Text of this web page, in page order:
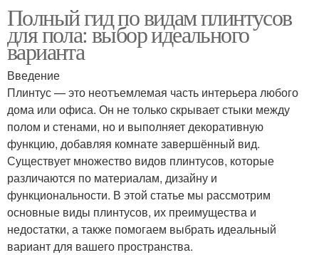
Полный гид по видам плинтусов
для пола: выбор идеального
варианта
Введение
Плинтус — это неотъемлемая часть интерьера любого
дома или офиса. Он не только скрывает стыки между
полом и стенами, но и выполняет декоративную
функцию, добавляя комнате завершённый вид.
Существует множество видов плинтусов, которые
различаются по материалам, дизайну и
функциональности. В этой статье мы рассмотрим
основные виды плинтусов, их преимущества и
недостатки, а также помогаем выбрать идеальный
вариант для вашего пространства.